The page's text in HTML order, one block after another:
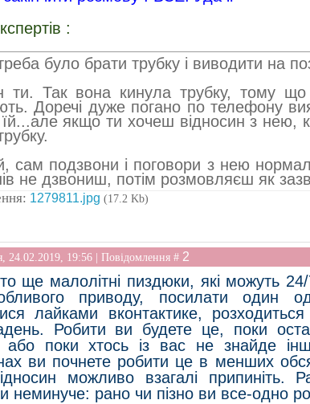
:
було брати трубку і виводити на
ти. Так вона кинула трубку, тому що
Доречі дуже погано по телефону
якщо ти хочеш відносин з нею,
сам подзвони і поговори з нею
не дзвониш, потім розмовляєш як
1279811.jpg (17.2 Kb)
24.02.2019, 19:56 | Повідомлення # 2
ще малолітні пиздюки, які можуть
приводу, посилати один
лайками вконтактике,
Робити ви будете це, поки
або поки хтось із вас не знайде
ви почнете робити це в менших
можливо взагалі припиніть.
неминуче: рано чи пізно ви все-одно